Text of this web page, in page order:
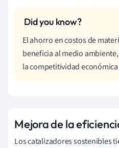
El ahorro en costos de
beneficia al medio
la competitividad
Mejora de la
Los catalizadores sostenibles